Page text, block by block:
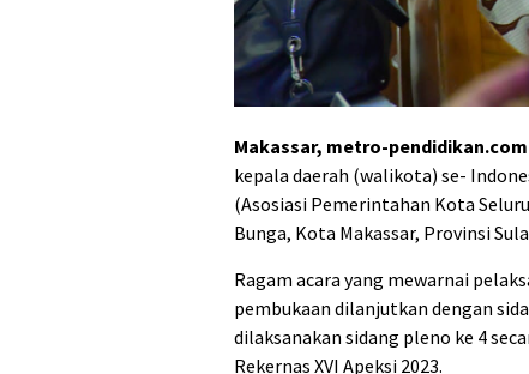
Makassar, metro-
kepala daerah (walikota) se-
(Asosiasi Pemerintahan Kota
Bunga, Kota Makassar, Provinsi
Ragam acara yang mewarnai
pembukaan dilanjutkan dengan
dilaksanakan sidang pleno ke 4
Rekernas XVI Apeksi 2023.